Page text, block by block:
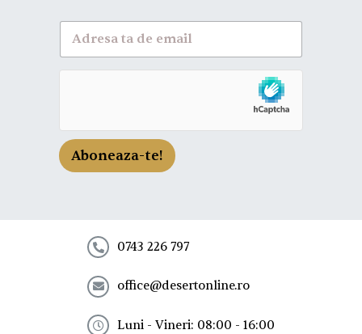
A
o
n
a
-
t
Aboneaza-te!
0743 226 797
office@desertonline.ro
Luni - Vineri: 08:00 - 16:00